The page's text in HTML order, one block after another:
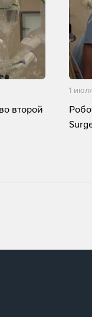
второй
1